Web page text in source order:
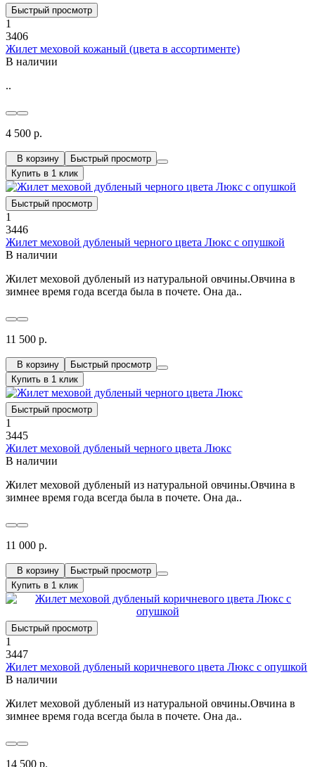
Быстрый просмотр
1
3406
Жилет меховой кожаный (цвета в ассортименте)
В наличии
..
4 500 р.
В корзину
Быстрый просмотр
Купить в 1 клик
Быстрый просмотр
1
3446
Жилет меховой дубленый черного цвета Люкс с опушкой
В наличии
Жилет меховой дубленый из натуральной овчины.Овчина в
зимнее время года всегда была в почете. Она да..
11 500 р.
В корзину
Быстрый просмотр
Купить в 1 клик
Быстрый просмотр
1
3445
Жилет меховой дубленый черного цвета Люкс
В наличии
Жилет меховой дубленый из натуральной овчины.Овчина в
зимнее время года всегда была в почете. Она да..
11 000 р.
В корзину
Быстрый просмотр
Купить в 1 клик
Быстрый просмотр
1
3447
Жилет меховой дубленый коричневого цвета Люкс с опушкой
В наличии
Жилет меховой дубленый из натуральной овчины.Овчина в
зимнее время года всегда была в почете. Она да..
14 500 р.